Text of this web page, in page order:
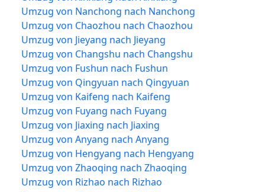
Umzug von Nanchong nach Nanchong
Umzug von Chaozhou nach Chaozhou
Umzug von Jieyang nach Jieyang
Umzug von Changshu nach Changshu
Umzug von Fushun nach Fushun
Umzug von Qingyuan nach Qingyuan
Umzug von Kaifeng nach Kaifeng
Umzug von Fuyang nach Fuyang
Umzug von Jiaxing nach Jiaxing
Umzug von Anyang nach Anyang
Umzug von Hengyang nach Hengyang
Umzug von Zhaoqing nach Zhaoqing
Umzug von Rizhao nach Rizhao